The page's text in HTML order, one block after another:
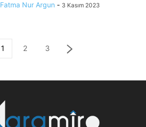
Fatma Nur Argun - 3 Kasım 2023
1 2 3